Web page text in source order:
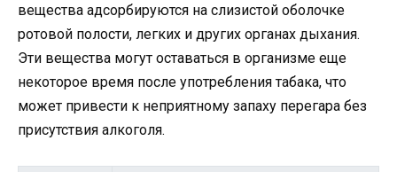
вещества адсорбируются на слизистой оболочке
ротовой полости, легких и других органах дыхания.
Эти вещества могут оставаться в организме еще
некоторое время после употребления табака, что
может привести к неприятному запаху перегара без
присутствия алкоголя.